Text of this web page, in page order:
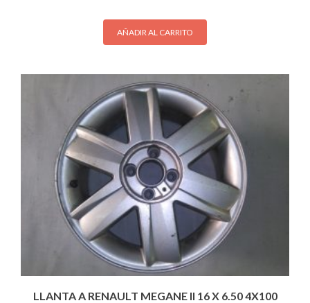
AÑADIR AL CARRITO
LLANTA A RENAULT MEGANE II 16 X 6.50 4X100